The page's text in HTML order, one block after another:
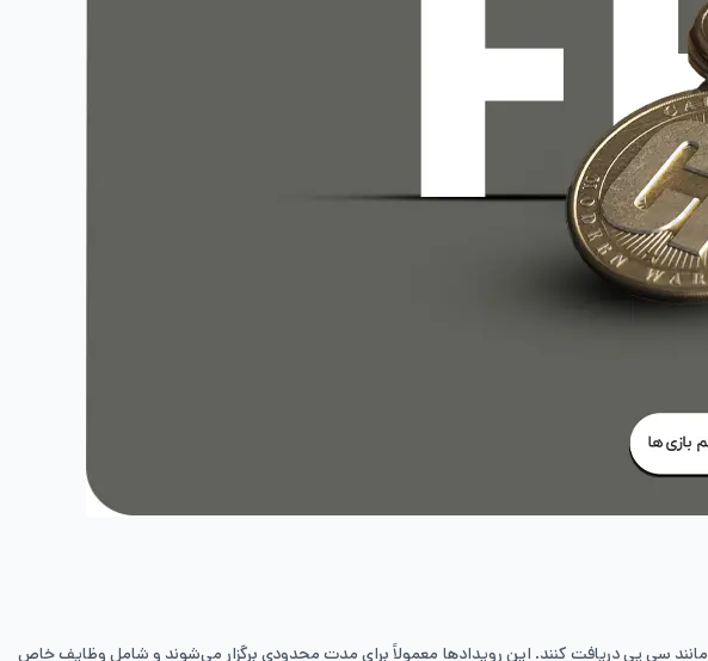
مانند سی پی دریافت کنند. این رویدادها معمولاً برای مدت محدودی برگزار می‌شوند و شامل وظایف خاص